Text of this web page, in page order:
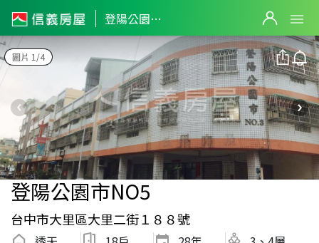
登陽公園市NO5
圖片 1/4
登陽公園市NO5
台中市大里區大里二街１８８號